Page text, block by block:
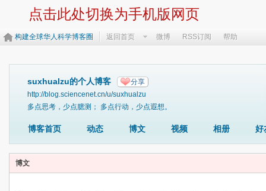
点击此处切换为手机版网页
构建全球华人科学博客圈 返回首页 微博 RSS订阅 帮助
suxhualzu的个人博客 分享
http://blog.sciencenet.cn/u/suxhualzu
多点思考，少点臆测； 多点行动，少点遐想。
博客首页 动态 博文 视频 相册 好
博文